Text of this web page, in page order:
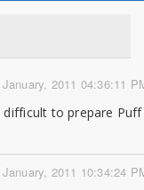
January, 2011 04:36:11
difficult to prepare Puff
January, 2011 10:34:24